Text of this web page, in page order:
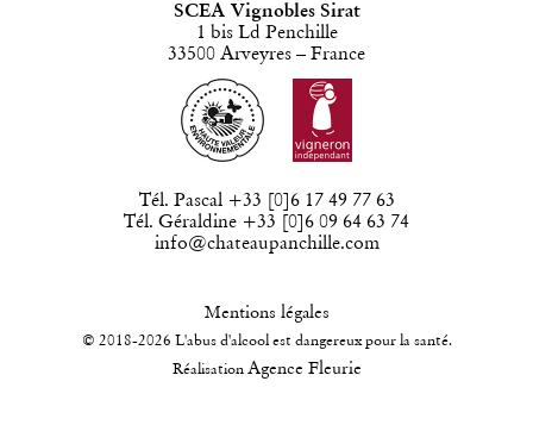
SCEA Vignobles Sirat
1 bis Ld Penchille
33500 Arveyres – France
Tél. Pascal +33 [0]6 17 49 77 63
Tél. Géraldine +33 [0]6 09 64 63 74
info@chateaupanchille.com
Mentions légales
© 2018-2026 L'abus d'alcool est dangereux pour la santé.
Réalisation Agence Fleurie